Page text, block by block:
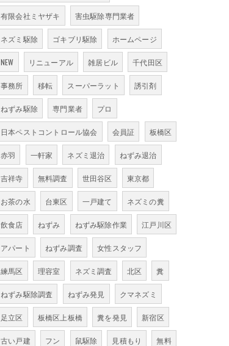
有限会社ミヤザキ 害虫駆除専門業者
ネズミ駆除 ゴキブリ駆除 ホームページ
NEW リニューアル 雑居ビル 千代田区
事務所 移転 スーパーラット 誘引剤
ねずみ駆除 専門業者 プロ
日本ペストコントロール協会 会員証 板橋区
赤羽 一軒家 ネズミ退治 ねずみ退治
吉祥寺 無料調査 世田谷区 東京都
お茶の水 台東区 一戸建て ネズミの糞
飲食店 ねずみ ねずみ駆除作業 江戸川区
アパート ねずみ調査 女性スタッフ
練馬区 理容室 ネズミ調査 北区 糞
ねずみ駆除調査 ねずみ発見 クマネズミ
足立区 板橋区上板橋 糞を発見 新宿区
古い戸建 フン 鼠駆除 見積もり 無料